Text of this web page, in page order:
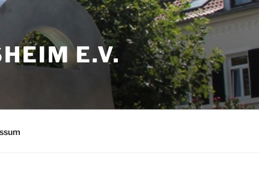
E.V.